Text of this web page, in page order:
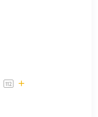
112